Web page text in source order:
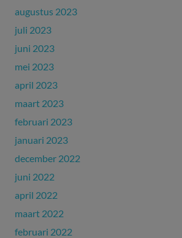
augustus 2023
juli 2023
juni 2023
mei 2023
april 2023
maart 2023
februari 2023
januari 2023
december 2022
juni 2022
april 2022
maart 2022
februari 2022